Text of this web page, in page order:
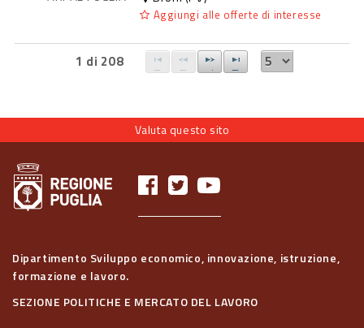
Aggiungi alle offerte di interesse
1 di 208
Valuta questo sito
Dipartimento Sviluppo economico, innovazione, istruzione,
formazione e lavoro.
SEZIONE POLITICHE E MERCATO DEL LAVORO